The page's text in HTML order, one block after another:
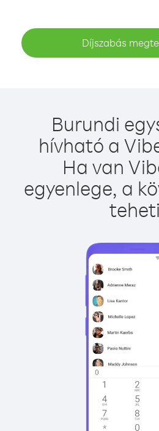
Díjszabás
Burundi
hívható a
Ha van
egyenlege, a